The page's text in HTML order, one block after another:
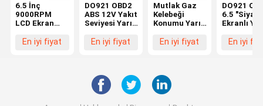
6.5 İnç
9000RPM
LCD Ekran
Gösterge
En iyi fiyat
DO921 OBD2
ABS 12V Yakıt
Seviyesi Yarış
Gösterge
En iyi fiyat
Mutlak Gaz
Kelebeği
Konumu Yarış
Gösterge
En iyi fiyat
DO921
6.5 "Siyah
Ekranlı
Gösterge
En iyi